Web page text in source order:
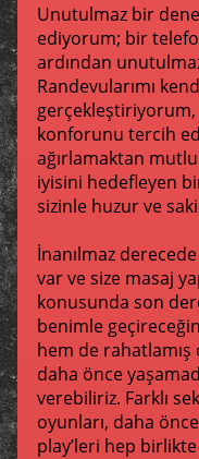
Unutulmaz bir
ediyorum; bir
ardından
Randevularımı
gerçekleştiriyorum,
konforunu tercih
ağırlamaktan
iyisini hedefleyen
sizinle huzur ve
İnanılmaz
var ve size masaj
konusunda son
benimle
hem de rahatlamış
daha önce
verebiliriz. Farklı
oyunları, daha
play’leri hep